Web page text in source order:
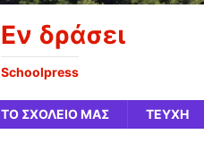
Εν δράσει
Schoolpress
ΤΟ ΣΧΟΛΕΙΟ ΜΑΣ ΤΕΥΧΗ